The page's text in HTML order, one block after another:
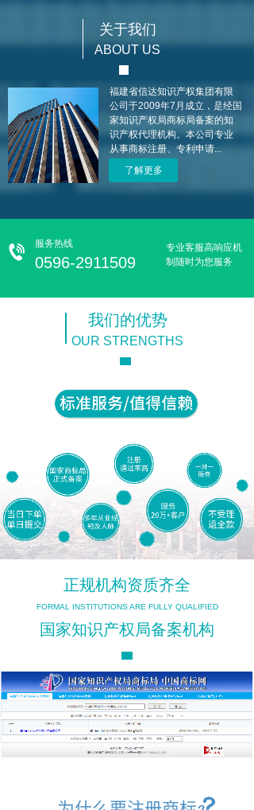
关于我们
ABOUT US
福建省信达知识产权集团有限
公司于2009年7月成立，是经国
家知识产权局商标局备案的知
识产权代理机构。本公司专业
从事商标注册、专利申请...
了解更多
服务热线
0596-2911509
专业客服高响应机
制随时为您服务
我们的优势
OUR STRENGTHS
正规机构资质齐全
FORMAL INSTITUTIONS ARE FULLY QUALIFIED
国家知识产权局备案机构